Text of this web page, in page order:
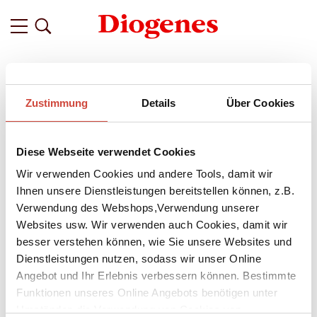
Zustimmung Details Über Cookies
Diese Webseite verwendet Cookies
Wir verwenden Cookies und andere Tools, damit wir
Ihnen unsere Dienstleistungen bereitstellen können, z.B.
Verwendung des Webshops,Verwendung unserer
Websites usw. Wir verwenden auch Cookies, damit wir
besser verstehen können, wie Sie unsere Websites und
Dienstleistungen nutzen, sodass wir unser Online
Angebot und Ihr Erlebnis verbessern können. Bestimmte
Funktionen unseres Online Angebots benötigen unter
Related Featured
vor 2 Jahren
Nach Italien – mit Gianni Sollas
Roman ›Bei Licht ist alles
zerbrechlich‹
Bei Licht ist alles zerbrechlich. Das gilt auch für die
Verbindung zwischen Davide, Teresa und Nicolas, die sich
1942 kennenlernen und gemeinsam den Sommer ihres
Lebens erleben. Als der Krieg sie auseinanderreißt, verlieren
sie sich aus den Augen, aber trotz der prägenden Zeit nie